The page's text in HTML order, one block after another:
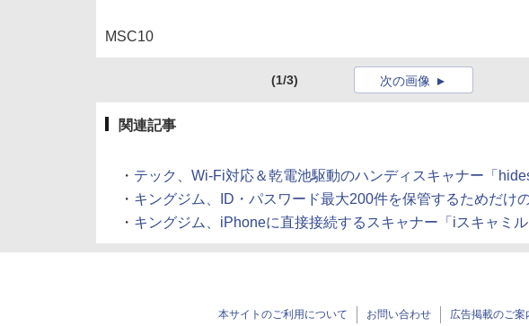
MSC10
(1/3) 次の画像
関連記事
・ テック、Wi-Fi対応＆乾電池駆動のハンディスキャナー「
・ キングジム、ID・パスワード最大200件を保管するためだけ
・ キングジム、iPhoneに直接接続するスキャナー「iスキャミ
本サイトのご利用について お問い合わせ 広告掲載のご案